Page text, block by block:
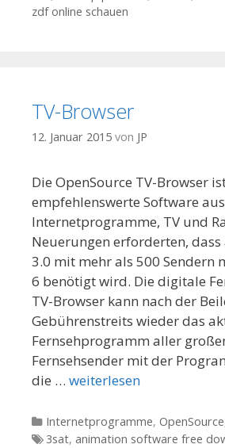
zdf online schauen
TV-Browser
12. Januar 2015 von JP
Die OpenSource TV-Browser
empfehlenswerte Software
Internetprogramme, TV und
Neuerungen erforderten, dass
3.0 mit mehr als 500 Sendern
6 benötigt wird. Die digitale
TV-Browser kann nach der
Gebührenstreits wieder das
Fernsehprogramm aller
Fernsehsender mit der
die … weiterlesen
Kategorien
Internetprogramme, OpenSource
Tags
3sat, animation software free